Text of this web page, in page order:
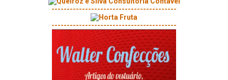
-----------------------------------------
-----------------------------------------